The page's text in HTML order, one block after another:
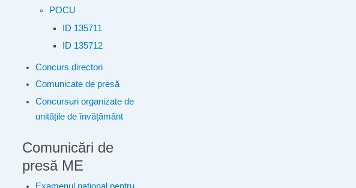
POCU
ID 135711
ID 135712
Concurs directori
Comunicate de presă
Concursuri organizate de
unitățile de învățământ
Comunicări de
presă ME